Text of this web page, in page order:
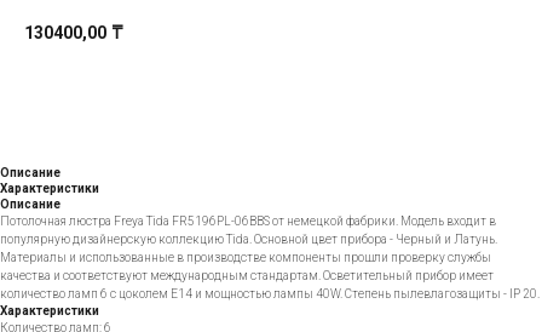
130400,00 ₸
Описание
Характеристики
Описание
Потолочная люстра Freya Tida FR5196PL-06BBS от немецкой фабрики. Модель входит в
популярную дизайнерскую коллекцию Tida. Основной цвет прибора - Черный и Латунь.
Материалы и использованные в производстве компоненты прошли проверку службы
качества и соответствуют международным стандартам. Осветительный прибор имеет
количество ламп 6 с цоколем E14 и мощностью лампы 40W. Степень пылевлагозащиты - IP 20.
Характеристики
Количество ламп: 6